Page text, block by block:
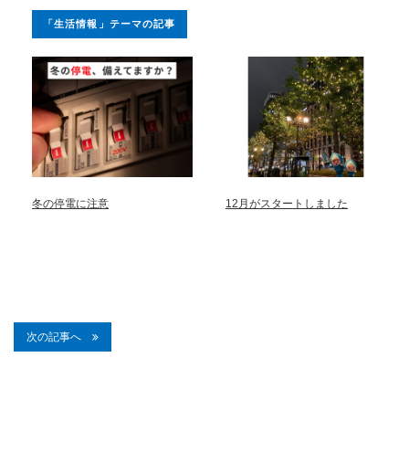
「生活情報」テーマの記事
冬の停電に注意 12月がスタートしました
次の記事へ